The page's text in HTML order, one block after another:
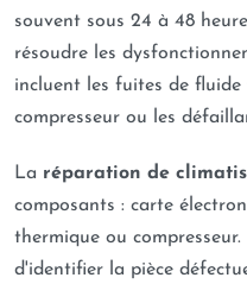
souvent sous 24 à 48
résoudre les
incluent les fuites de
compresseur ou les
La réparation de
composants : carte
thermique ou
d'identifier la pièce